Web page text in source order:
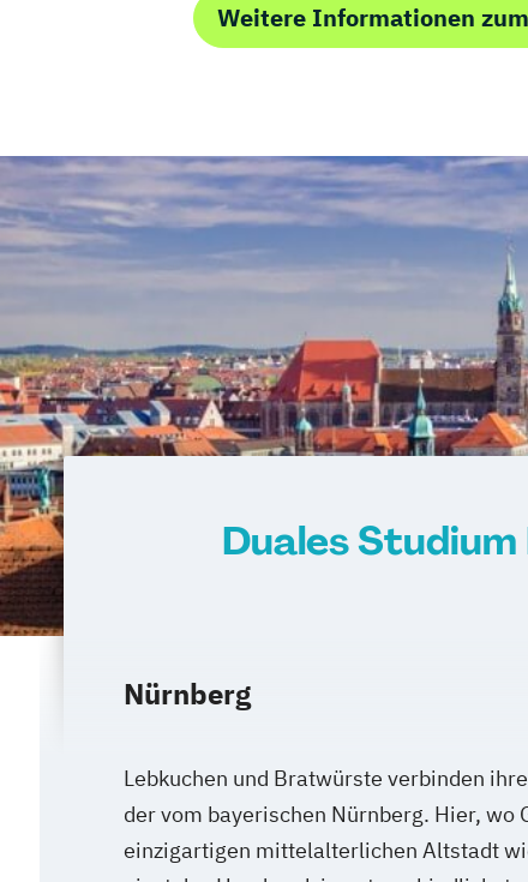
Weitere Informationen
Duales
Nürnberg
Lebkuchen und Bratwürste verbinden
der vom bayerischen Nürnberg. Hier, wo
einzigartigen mittelalterlichen Altstadt